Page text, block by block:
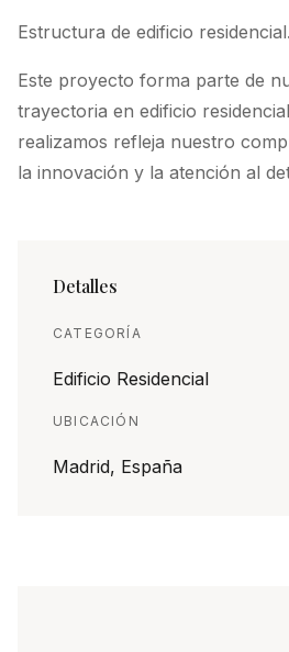
Estructura de edificio residencial.
Este proyecto forma parte de
trayectoria en edificio
realizamos refleja nuestro
la innovación y la atención al
Detalles
CATEGORÍA
Edificio Residencial
UBICACIÓN
Madrid, España